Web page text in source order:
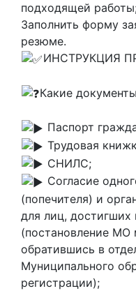
подходящей
Заполнить форму
резюме.
ИНСТРУКЦИЯ
Какие
Паспорт
Трудовая
СНИЛС;
Согласие
(попечителя) и
для лиц, достигших
(постановление МО
обратившись в
Муниципального
регистрации);